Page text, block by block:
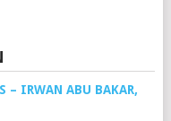
– IRWAN ABU BAKAR,